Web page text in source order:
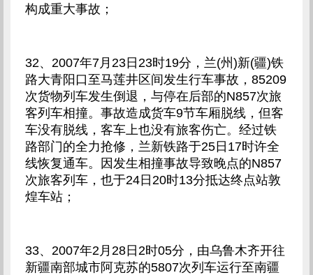
构成重大事故；
32、2007年7月23日23时19分，兰(州)新(疆)铁
路大青阳口至马莲井区间发生行车事故，85209
次货物列车发生倒退，与停在后部的N857次旅
客列车相撞。事故造成货车9节车厢脱线，但客
车没有脱线，客车上也没有旅客伤亡。经过铁
路部门的全力抢修，兰新铁路于25日17时许全
线恢复通车。因发生相撞事故导致晚点的N857
次旅客列车，也于24日20时13分抵达终点站敦
煌车站；
33、2007年2月28日2时05分，由乌鲁木齐开往
新疆南部城市阿克苏的5807次列车运行至南疆